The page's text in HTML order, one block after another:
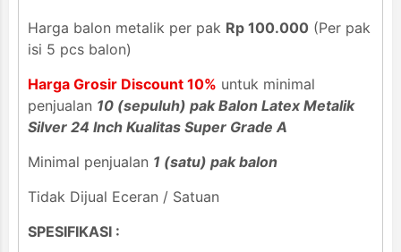
Harga balon metalik per pak Rp 100.000 (Per pak
isi 5 pcs balon)
Harga Grosir Discount 10% untuk minimal
penjualan 10 (sepuluh) pak Balon Latex Metalik
Silver 24 Inch Kualitas Super Grade A
Minimal penjualan 1 (satu) pak balon
Tidak Dijual Eceran / Satuan
SPESIFIKASI :